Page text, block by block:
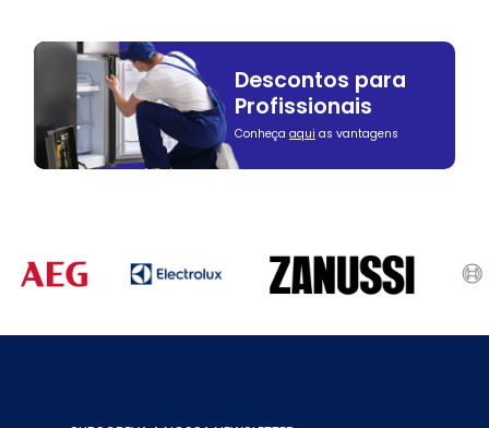
Descontos para
Profissionais
Conheça aqui as vantagens